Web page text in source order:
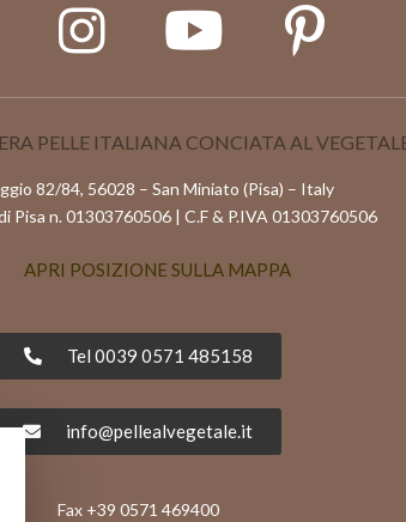
PELLE ITALIANA CONCIATA AL
82/84, 56028 – San Miniato (Pisa) – Italy
Pisa n. 01303760506 | C.F & P.IVA 01303760506
APRI POSIZIONE SULLA MAPPA
Tel 0039 0571 485158
info@pellealvegetale.it
Fax +39 0571 469400